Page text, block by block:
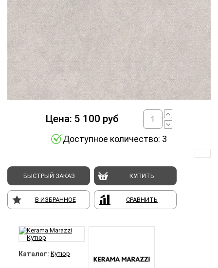
Цена: 5 100 руб
Доступное количество: 3
БЫСТРЫЙ ЗАКАЗ КУПИТЬ
В ИЗБРАННОЕ СРАВНИТЬ
Каталог: Кутюр